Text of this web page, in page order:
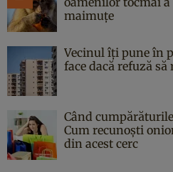
maimuțe
Vecinul îți pune în
face dacă refuză
Când
Cum recunoști
din acest cerc